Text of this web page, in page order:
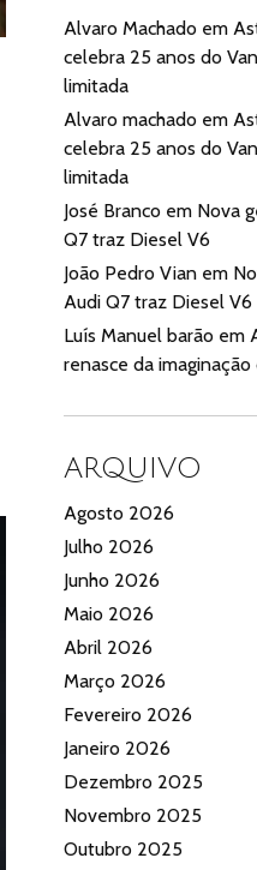
Alvaro Machado em
celebra 25 anos do
limitada
Alvaro machado em
celebra 25 anos do
limitada
José Branco em Nova
Q7 traz Diesel V6
João Pedro Vian em
Audi Q7 traz Diesel V6
Luís Manuel barão em
renasce da
ARQUIVO
Agosto 2026
Julho 2026
Junho 2026
Maio 2026
Abril 2026
Março 2026
Fevereiro 2026
Janeiro 2026
Dezembro 2025
Novembro 2025
Outubro 2025